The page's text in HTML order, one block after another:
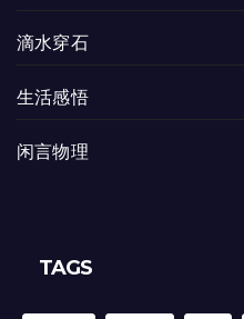
滴水穿石
生活感悟
闲言物理
TAGS